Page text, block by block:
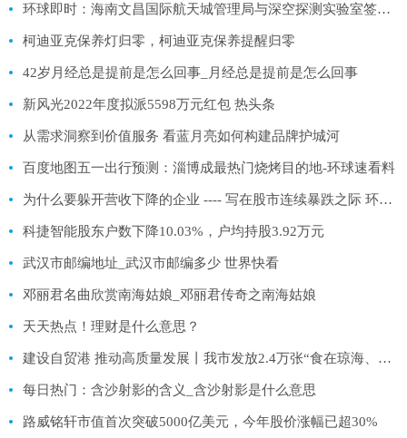
环球即时：海南文昌国际航天城管理局与深空探测实验室签订战略合作协议
柯迪亚克保养灯归零，柯迪亚克保养提醒归零
42岁月经总是提前是怎么回事_月经总是提前是怎么回事
新风光2022年度拟派5598万元红包 热头条
从需求洞察到价值服务 看蓝月亮如何构建品牌护城河
百度地图五一出行预测：淄博成最热门烧烤目的地-环球速看料
为什么要躲开营收下降的企业 ---- 写在股市连续暴跌之际 环球热文
科捷智能股东户数下降10.03%，户均持股3.92万元
武汉市邮编地址_武汉市邮编多少 世界快看
邓丽君名曲欣赏南海姑娘_邓丽君传奇之南海姑娘
天天热点！理财是什么意思？
建设自贸港 推动高质量发展丨我市发放2.4万张“食在琼海、美好旅城”电子消费券 直接带动消费503万元|全球速读
每日热门：含沙射影的含义_含沙射影是什么意思
路威铭轩市值首次突破5000亿美元，今年股价涨幅已超30%